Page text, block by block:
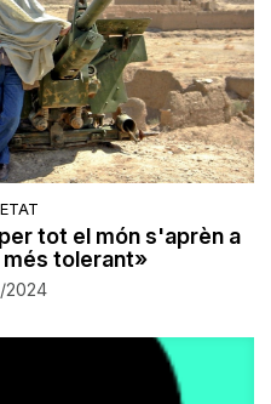
tot el món s'aprèn a
més tolerant»
2024